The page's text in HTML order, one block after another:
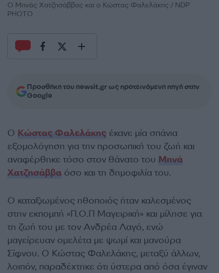
Ο Μηνάς Χατζησάββας και ο Κώστας Φαλελάκης / NDP
PHOTO
Προσθήκη του newsit.gr ως προτεινόμενη πηγή στην
Google
Ο Κώστας Φαλελάκης έκανε μία σπάνια
εξομολόγηση για την προσωπική του ζωή και
αναφέρθηκε τόσο στον θάνατο του Μηνά
Χατζησάββα όσο και τη δημοφιλία του.
Ο καταξιωμένος ηθοποιός ήταν καλεσμένος
στην εκπομπή «Π.Ο.Π Μαγειρική» και μίλησε για
τη ζωή του με τον Ανδρέα Λαγό, ενώ
μαγείρευαν ομελέτα με ψωμί και μανούρα
Σίφνου. Ο Κώστας Φαλελάκης, μεταξύ άλλων,
λοιπόν, παραδέχτηκε ότι ύστερα από όσα έγιναν